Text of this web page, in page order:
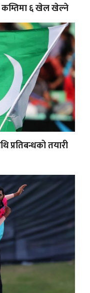
कम्तिमा ६ खेल खेल्ने
प्रतिबन्धको तयारी